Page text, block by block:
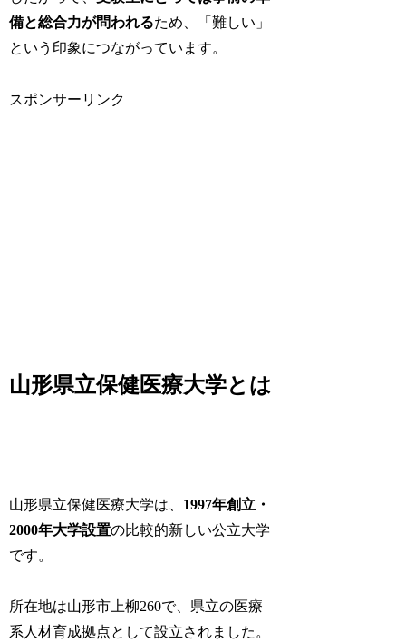
備と総合力が問われるため、「難しい」
という印象につながっています。
スポンサーリンク
山形県立保健医療大学とは
山形県立保健医療大学は、 1997年創立・
2000年大学設置の比較的新しい公立大学
です。
所在地は山形市上柳260で、県立の医療
系人材育成拠点として設立されました。